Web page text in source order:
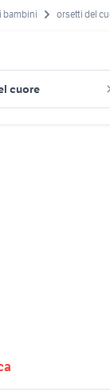
bambini orsetti del